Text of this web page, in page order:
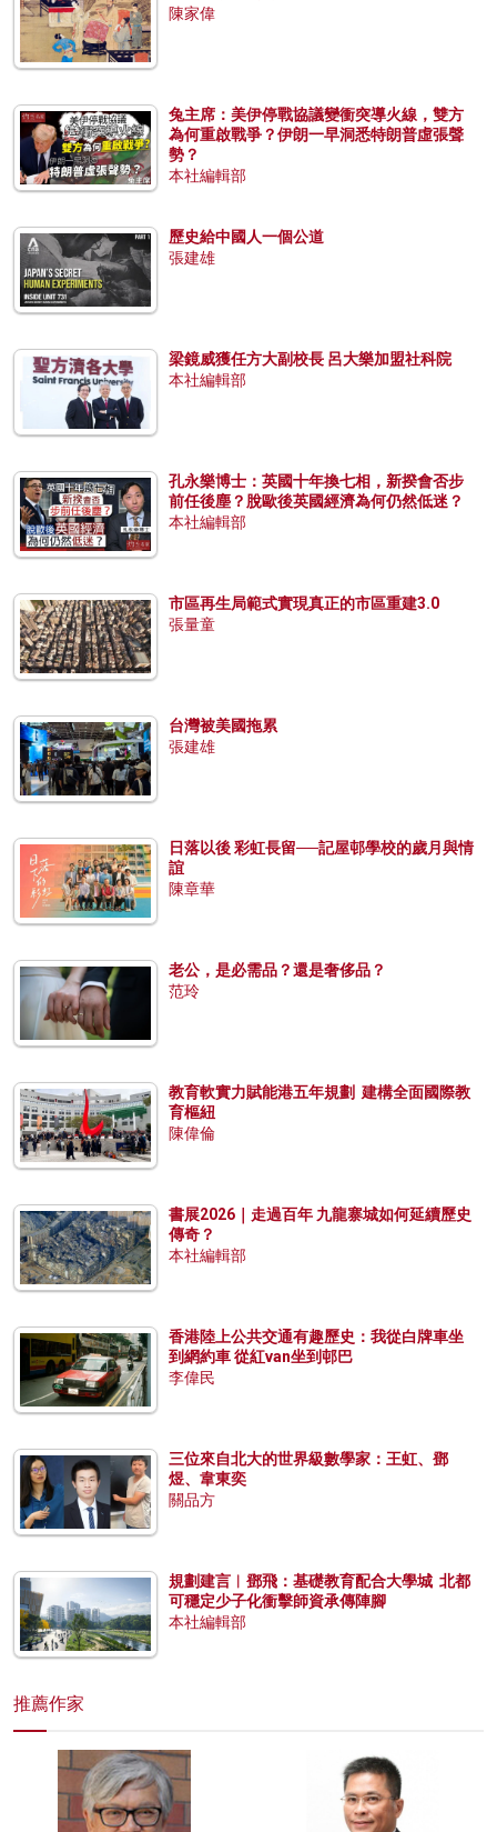
陳家偉
兔主席：美伊停戰協議變衝突導火線，雙方
為何重啟戰爭？伊朗一早洞悉特朗普虛張聲
勢？
本社編輯部
歷史給中國人一個公道
張建雄
梁鏡威獲任方大副校長 呂大樂加盟社科院
本社編輯部
孔永樂博士：英國十年換七相，新揆會否步
前任後塵？脫歐後英國經濟為何仍然低迷？
本社編輯部
市區再生局範式實現真正的市區重建3.0
張量童
台灣被美國拖累
張建雄
日落以後 彩虹長留──記屋邨學校的歲月與情
誼
陳章華
老公，是必需品？還是奢侈品？
范玲
教育軟實力賦能港五年規劃 建構全面國際教
育樞紐
陳偉倫
書展2026｜走過百年 九龍寨城如何延續歷史
傳奇？
本社編輯部
香港陸上公共交通有趣歷史：我從白牌車坐
到網約車 從紅van坐到邨巴
李偉民
三位來自北大的世界級數學家：王虹、鄧
煜、韋東奕
關品方
規劃建言︱鄧飛：基礎教育配合大學城 北都
可穩定少子化衝擊師資承傳陣腳
本社編輯部
推薦作家